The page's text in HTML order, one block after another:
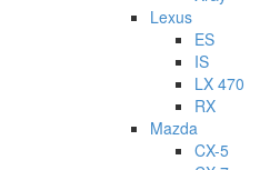
Lexus
ES
IS
LX 470
RX
Mazda
CX-5